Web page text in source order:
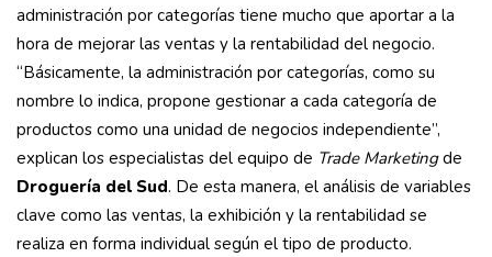
administración por categorías tiene mucho que aportar a la
hora de mejorar las ventas y la rentabilidad del negocio.
“Básicamente, la administración por categorías, como su
nombre lo indica, propone gestionar a cada categoría de
productos como una unidad de negocios independiente”,
explican los especialistas del equipo de Trade Marketingde
Droguería del Sud. De esta manera, el análisis de variables
clave como las ventas, la exhibición y la rentabilidad se
realiza en forma individual según el tipo de producto.